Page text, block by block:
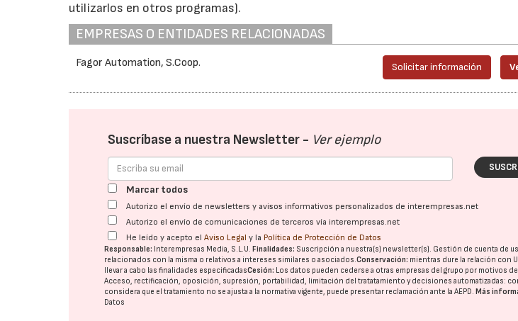
utilizarlos en otros programas).
EMPRESAS O ENTIDADES RELACIONADAS
Fagor Automation, S.Coop. Solicitar información
Suscríbase a nuestra Newsletter - Ver ejemplo
Marcar todos
Autorizo el envío de newsletters y avisos informativos personalizados de interempresas.net
Autorizo el envío de comunicaciones de terceros vía interempresas.net
He leído y acepto elAviso Legal y la Política de Protección de Datos
Responsable: Interempresas Media, S.L.U.Finalidades: Suscripción a nuestra(s) newsletter(s). Gestión de cuenta de
relacionados con la misma o relativos a intereses similares o asociados.Conservación: mientras dure la relación con
llevar a cabo las finalidades especificadasCesión: Los datos pueden cederse a otras empresas del grupo por motivos
Acceso, rectificación, oposición, supresión, portabilidad, limitación del tratatamiento y decisiones automatizadas:
considera que el tratamiento no se ajusta a la normativa vigente, puede presentar reclamación ante laAEPD.Más
Datos